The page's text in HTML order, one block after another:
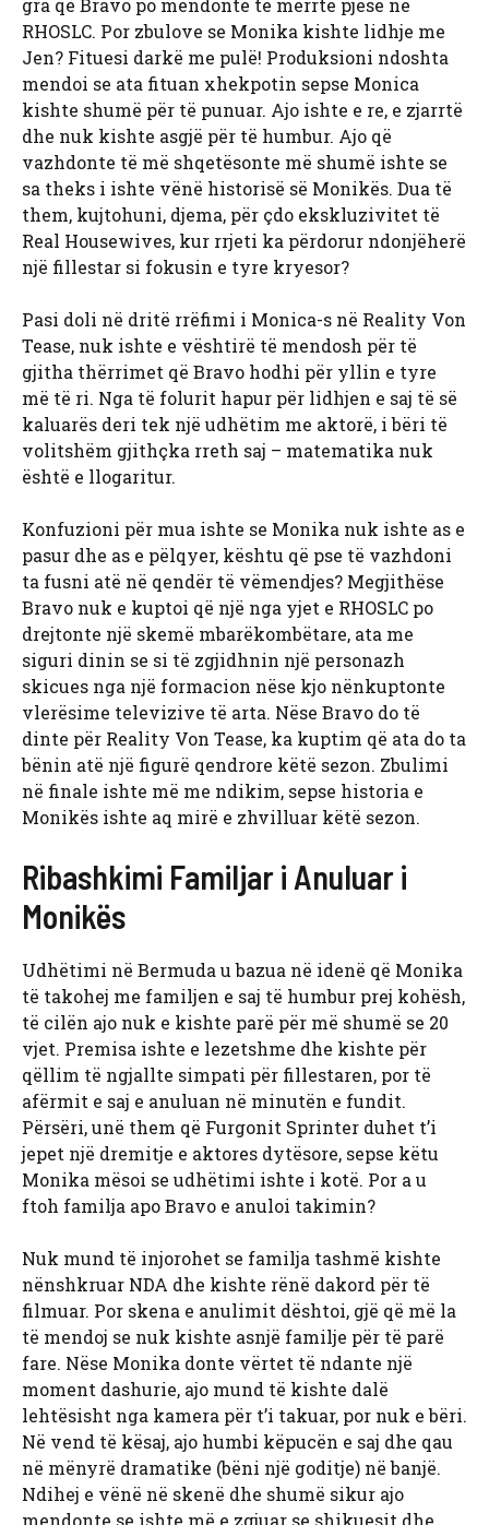
gra që Bravo po mendonte të merrte pjesë në
RHOSLC. Por zbulove se Monika kishte lidhje me
Jen? Fituesi darkë me pulë! Produksioni ndoshta
mendoi se ata fituan xhekpotin sepse Monica
kishte shumë për të punuar. Ajo ishte e re, e zjarrtë
dhe nuk kishte asgjë për të humbur. Ajo që
vazhdonte të më shqetësonte më shumë ishte se
sa theks i ishte vënë historisë së Monikës. Dua të
them, kujtohuni, djema, për çdo ekskluzivitet të
Real Housewives, kur rrjeti ka përdorur ndonjëherë
një fillestar si fokusin e tyre kryesor?
Pasi doli në dritë rrëfimi i Monica-s në Reality Von
Tease, nuk ishte e vështirë të mendosh për të
gjitha thërrimet që Bravo hodhi për yllin e tyre
më të ri. Nga të folurit hapur për lidhjen e saj të së
kaluarës deri tek një udhëtim me aktorë, i bëri të
volitshëm gjithçka rreth saj – matematika nuk
është e llogaritur.
Konfuzioni për mua ishte se Monika nuk ishte as e
pasur dhe as e pëlqyer, kështu që pse të vazhdoni
ta fusni atë në qendër të vëmendjes? Megjithëse
Bravo nuk e kuptoi që një nga yjet e RHOSLC po
drejtonte një skemë mbarëkombëtare, ata me
siguri dinin se si të zgjidhnin një personazh
skicues nga një formacion nëse kjo nënkuptonte
vlerësime televizive të arta. Nëse Bravo do të
dinte për Reality Von Tease, ka kuptim që ata do ta
bënin atë një figurë qendrore këtë sezon. Zbulimi
në finale ishte më me ndikim, sepse historia e
Monikës ishte aq mirë e zhvilluar këtë sezon.
Ribashkimi Familjar i Anuluar i
Monikës
Udhëtimi në Bermuda u bazua në idenë që Monika
të takohej me familjen e saj të humbur prej kohësh,
të cilën ajo nuk e kishte parë për më shumë se 20
vjet. Premisa ishte e lezetshme dhe kishte për
qëllim të ngjallte simpati për fillestaren, por të
afërmit e saj e anuluan në minutën e fundit.
Përsëri, unë them që Furgonit Sprinter duhet t’i
jepet një dremitje e aktores dytësore, sepse këtu
Monika mësoi se udhëtimi ishte i kotë. Por a u
ftoh familja apo Bravo e anuloi takimin?
Nuk mund të injorohet se familja tashmë kishte
nënshkruar NDA dhe kishte rënë dakord për të
filmuar. Por skena e anulimit dështoi, gjë që më la
të mendoj se nuk kishte asnjë familje për të parë
fare. Nëse Monika donte vërtet të ndante një
moment dashurie, ajo mund të kishte dalë
lehtësisht nga kamera për t’i takuar, por nuk e bëri.
Në vend të kësaj, ajo humbi këpucën e saj dhe qau
në mënyrë dramatike (bëni një goditje) në banjë.
Ndihej e vënë në skenë dhe shumë sikur ajo
mendonte se ishte më e zgjuar se shikuesit dhe